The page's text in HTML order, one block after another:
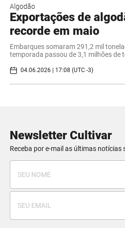
Algodão
Exportações de
recorde em maio
Embarques somaram 291,2 mil
temporada passou de 3,1 milhões de
04.06.2026 | 17:08 (UTC -3)
Newsletter Cultivar
Receba por e-mail as últimas notícias